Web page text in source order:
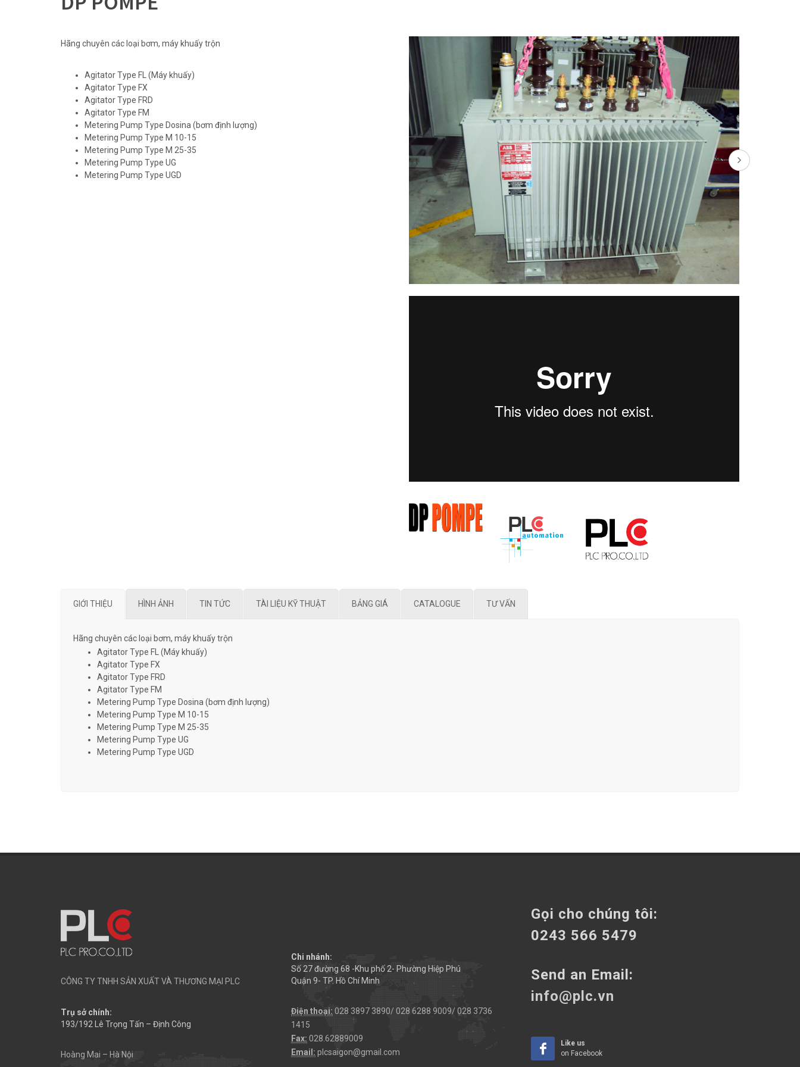
Hãng chuyên các loại bơm, máy khuấy trộn
Agitator Type FL (Máy khuấy)
Agitator Type FX
Agitator Type FRD
Agitator Type FM
Metering Pump Type Dosina (bơm định lượng)
Metering Pump Type M 10-15
Metering Pump Type M 25-35
Metering Pump Type UG
Metering Pump Type UGD
GIỚI THIỆU HÌNH ẢNH TIN TỨC TÀI LIỆU KỸ THUẬT BẢNG GIÁ CATALOGUE TƯ VẤN
Hãng chuyên các loại bơm, máy khuấy trộn
Agitator Type FL (Máy khuấy)
Agitator Type FX
Agitator Type FRD
Agitator Type FM
Metering Pump Type Dosina (bơm định lượng)
Metering Pump Type M 10-15
Metering Pump Type M 25-35
Metering Pump Type UG
Metering Pump Type UGD
CÔNG TY TNHH SẢN XUẤT VÀ THƯƠNG MẠI PLC
Trụ sở chính:
193/192 Lê Trọng Tấn – Định Công
Hoàng Mai – Hà Nội
Chi nhánh:
Số 27 đường 68 -Khu phố 2- Phường Hiệp Phú
Quận 9- TP. Hồ Chí Minh
Điện thoại: 028 3897 3890/ 028 6288 9009/ 028 3736
1415
Fax: 028.62889009
Email: plcsaigon@gmail.com
Gọi cho chúng tôi:
0243 566 5479
Send an Email:
info@plc.vn
Like us
on Facebook